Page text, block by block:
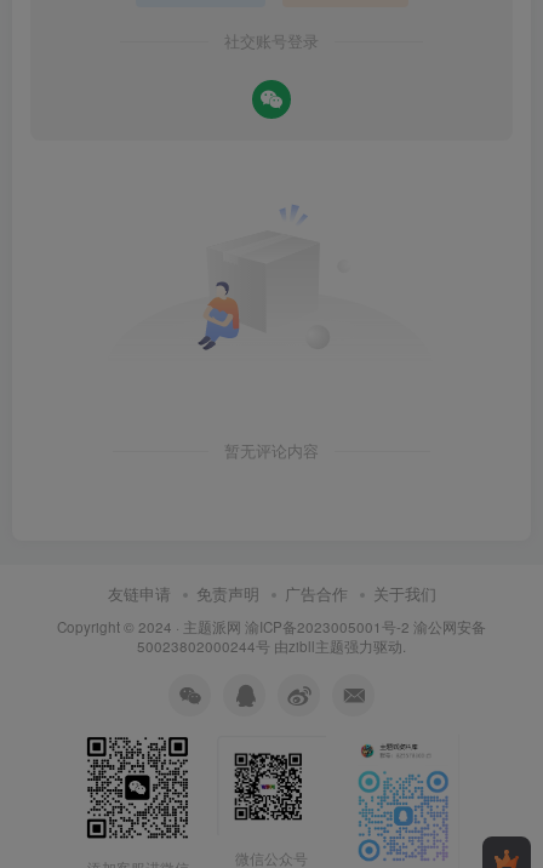
社交账号登录
暂无评论内容
友链申请 免责声明 广告合作 关于我们
Copyright © 2024 · 主题派网 渝ICP备2023005001号-2 渝公网安备
50023802000244号 由zibll主题强力驱动.
微信公众号